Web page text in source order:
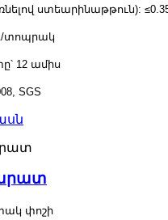
ստեարինաթթուն):
տոպրակ
12 ամիս
SGS
փոշի